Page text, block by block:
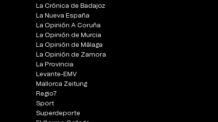
La Crónica de Badajoz
La Nueva España
La Opinión A Coruña
La Opinión de Murcia
La Opinión de Málaga
La Opinión de Zamora
La Provincia
Levante-EMV
Mallorca Zeitung
Regio7
Sport
Superdeporte